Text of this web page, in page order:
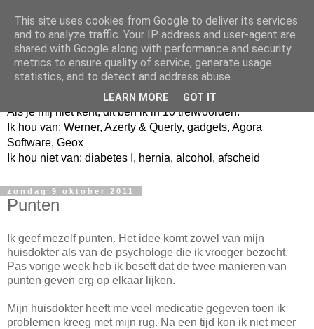
Jangeox' blog
Als je mij niet kent, dit ben ik in 10 trefwoorden.
Ik hou van: Werner, Azerty & Querty, gadgets, Agora
Software, Geox
Ik hou niet van: diabetes I, hernia, alcohol, afscheid
zondag 9 oktober 2011
Punten
Ik geef mezelf punten. Het idee komt zowel van mijn
huisdokter als van de psychologe die ik vroeger bezocht.
Pas vorige week heb ik beseft dat de twee manieren van
punten geven erg op elkaar lijken.
Mijn huisdokter heeft me veel medicatie gegeven toen ik
problemen kreeg met mijn rug. Na een tijd kon ik niet meer
This site uses cookies from Google to deliver its services
and to analyze traffic. Your IP address and user-agent are
shared with Google along with performance and security
metrics to ensure quality of service, generate usage
statistics, and to detect and address abuse.
LEARN MORE GOT IT